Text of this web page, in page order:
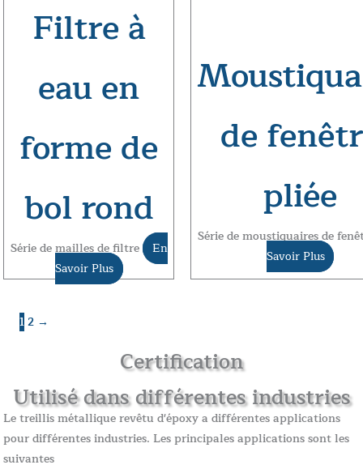
Filtre à
eau en
forme de
bol rond
Série de mailles de filtre En
Savoir Plus
de
pliée
Série de moustiquaires de
Savoir Plus
12 →
Certification
Utilisé dans différentes industries
Le treillis métallique revêtu d'époxy a différentes applications
pour différentes industries. Les principales applications sont les
suivantes